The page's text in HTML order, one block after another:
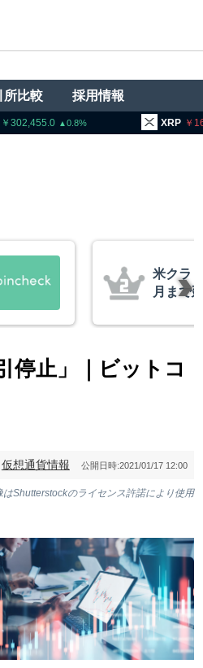
所比較 採用情報
0.8 162.77
米クラリティー法案
月まで延期＝報道
停止」｜ビットコ
仮想通貨情報 公開日時:2021/01/17 12:00
はShutterstockのライセンス許諾により使用